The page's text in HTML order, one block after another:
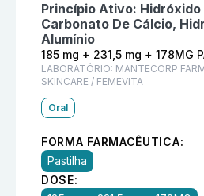
Princípio Ativo: Hidróxido
Carbonato De Cálcio,
Alumínio
185 mg + 231,5 mg + 178MG
LABORATÓRIO: MANTECORP
SKINCARE / FEMEVITA
Oral
FORMA FARMACÊUTICA:
Pastilha
DOSE: